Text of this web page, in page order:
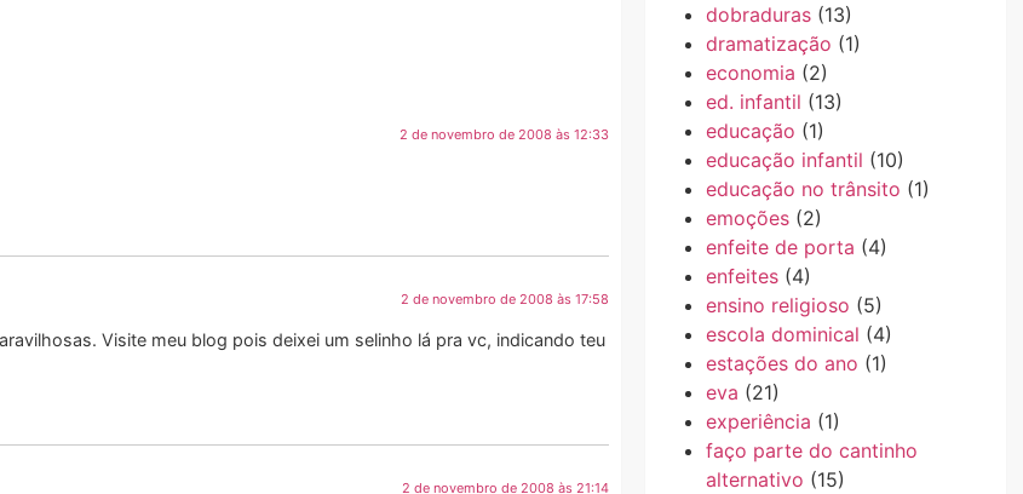
2 de novembro de 2008 às 12:33
2 de novembro de 2008 às 17:58
Visite meu blog pois deixei um selinho lá pra vc, indicando teu
2 de novembro de 2008 às 21:14
dobraduras(13)
dramatização (1)
economia (2)
ed. infantil (13)
educação (1)
educação infantil (10)
educação no trânsito (1)
emoções(2)
enfeite de porta (4)
enfeites(4)
ensino religioso (5)
escola dominical (4)
estações do ano (1)
eva (21)
experiência (1)
faço parte do cantinho
alternativo (15)